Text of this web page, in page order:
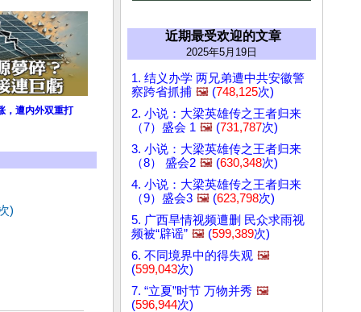
，遭内外双重打
)
近期最受欢迎的文章
2025年5月19日
1. 结义办学 两兄弟遭中共安徽警
察跨省抓捕 🖼️ (748,125次)
2. 小说：大梁英雄传之王者归来
（7）盛会 1 🖼️ (731,787次)
3. 小说：大梁英雄传之王者归来
（8） 盛会2 🖼️ (630,348次)
4. 小说：大梁英雄传之王者归来
（9）盛会3 🖼️ (623,798次)
5. 广西旱情视频遭删 民众求雨视
频被“辟谣” 🖼️ (599,389次)
6. 不同境界中的得失观 🖼️
(599,043次)
7. “立夏”时节 万物并秀 🖼️
(596,944次)